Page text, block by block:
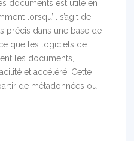
documents est utile en
lorsqu’il s’agit de
précis dans une base de
que les logiciels de
les documents,
et accéléré. Cette
de métadonnées ou